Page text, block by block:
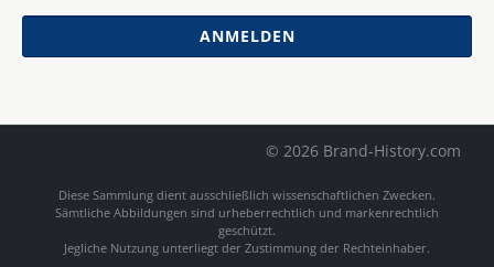
ANMELDEN
© 2026 Brand-History.com
Diese Sammlung dient ausschließlich wissenschaftlichen Zwecken.
Sämtliche Abbildungen sind urheberrechtlich und markenrechtlich
geschützt.
Jegliche Nutzung unterliegt der Zustimmung der Rechteinhaber.